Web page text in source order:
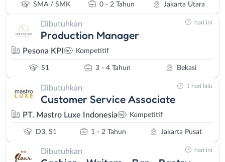
SMA / SMK 0 - 2 Tahun Jakarta Utara
Dibutuhkan
Production Manager
Pesona KPI Kompetitif
S1 3 - 4 Tahun Bekasi
hari ini
Dibutuhkan
Customer Service Associate
PT. Mastro Luxe Indonesia Kompetitif
D3, S1 1 - 2 Tahun Jakarta Pusat
1 hari lalu
Dibutuhkan hari ini